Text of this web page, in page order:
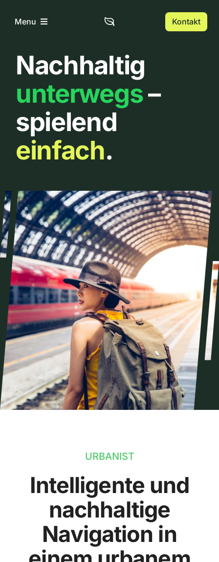
InhaltMenu
Home
Über uns
Urbanlist
Kontakt
Nachhaltig
unterwegs–
spielend
einfach.
URBANIST
Intelligente und
nachhaltige
Navigation in